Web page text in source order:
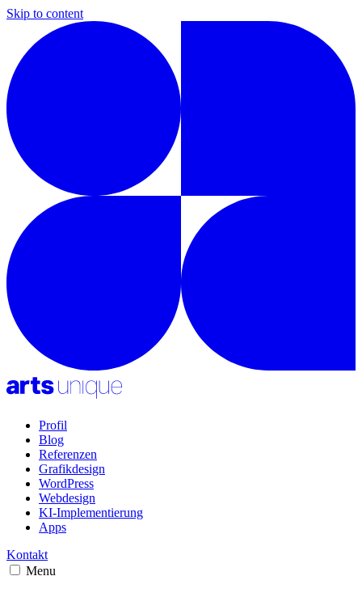
Skip to content
Profil
Blog
Referenzen
Grafikdesign
WordPress
Webdesign
KI-Implementierung
Apps
Kontakt
Menu